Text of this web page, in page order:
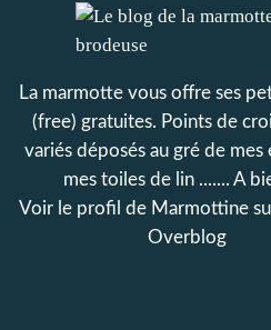
La marmotte vous offre ses
(free) gratuites. Points de
variés déposés au gré de mes
mes toiles de lin ....... A
Voir le profil de Marmottine
Overblog